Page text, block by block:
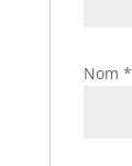
Nom *